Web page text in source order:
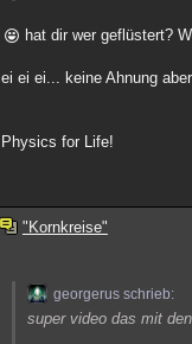
hat dir wer geflüstert?
ei ei ei... keine Ahnung
Physics for Life!
"Kornkreise"
georgerus schrieb:
super video das mit